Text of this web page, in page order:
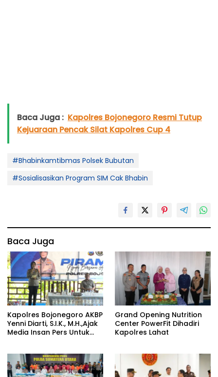
Baca Juga : Kapolres Bojonegoro Resmi Tutup
Kejuaraan Pencak Silat Kapolres Cup 4
#Bhabinkamtibmas Polsek Bubutan
#Sosialisasikan Program SIM Cak Bhabin
Baca Juga
Kapolres Bojonegoro AKBP
Yenni Diarti, S.I.K., M.H.,Ajak
Media Insan Pers Untuk
Grand Opening Nutrition
Center PowerFit Dihadiri
Kapolres Lahat